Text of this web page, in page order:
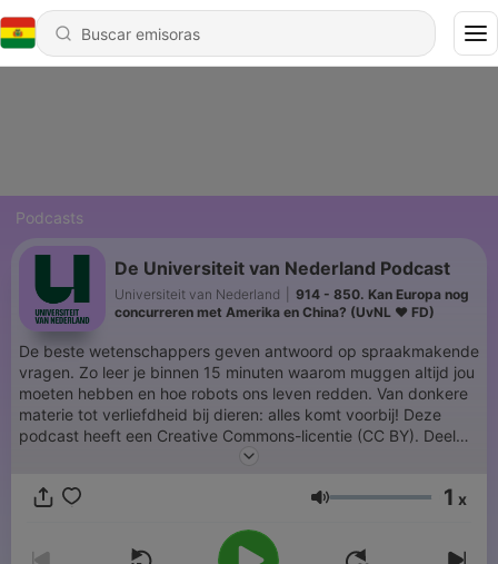
Podcasts
De Universiteit van Nederland Podcast
Universiteit van Nederland
914 - 850. Kan Europa nog
concurreren met Amerika en China? (UvNL ❤️ FD)
De beste wetenschappers geven antwoord op spraakmakende
vragen. Zo leer je binnen 15 minuten waarom muggen altijd jou
moeten hebben en hoe robots ons leven redden. Van donkere
materie tot verliefdheid bij dieren: alles komt voorbij! Deze
podcast heeft een Creative Commons-licentie (CC BY). Deel
onze podcast dus zo veel als je wil, maar vergeet onze naam
Volumen 1 x